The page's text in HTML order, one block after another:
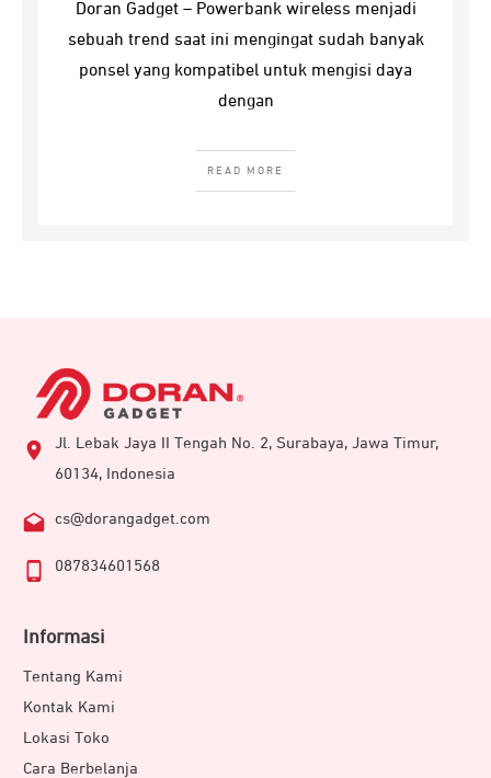
Doran Gadget – Powerbank wireless menjadi
sebuah trend saat ini mengingat sudah banyak
ponsel yang kompatibel untuk mengisi daya
dengan
READ MORE
Jl. Lebak Jaya II Tengah No. 2, Surabaya, Jawa Timur,
60134, Indonesia
cs@dorangadget.com
087834601568
Informasi
Tentang Kami
Kontak Kami
Lokasi Toko
Cara Berbelanja